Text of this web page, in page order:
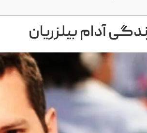
آدام بیلزریان